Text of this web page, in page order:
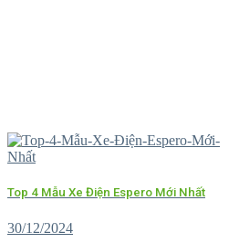
Top 4 Mẫu Xe Điện Espero Mới Nhất
30/12/2024